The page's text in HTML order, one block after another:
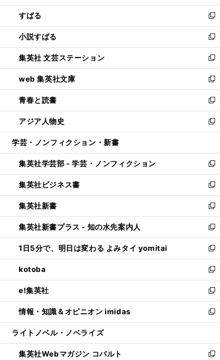
開
く
ウ
で
開
く
ン
ド
ウ
で
開
く
すばる
新
し
い
ウ
ィ
ン
ド
ウ
で
開
く
小説すばる
新
し
い
ウ
ィ
ン
ド
ウ
で
開
集英社 文芸ステーション
新
し
い
ウ
ィ
ン
ド
ウ
開
く
web 集英社文庫
新
し
い
ウ
ィ
ン
ウ
で
開
く
青春と読書
新
し
い
ウ
ン
ド
ウ
で
開
く
アジア人物史
新
し
ウ
ィ
ン
ド
ウ
で
開
く
学芸・ノンフィクション・新書
集英社学芸部 - 学芸・ノンフィクション
新
し
い
ウ
ィ
ン
ド
ウ
で
開
く
集英社ビジネス書
新
し
い
ウ
ィ
ン
ド
ウ
で
開
く
集英社新書
新
し
い
ウ
ィ
ン
ド
ウ
で
開
く
集英社新書プラス - 知の水先案内人
新
し
い
ウ
ィ
ン
ド
ウ
で
開
1日5分で、明日は変わる よみタイ yomitai
新
し
い
ウ
ィ
ン
ド
ウ
開
く
kotoba
新
し
い
ウ
ィ
ン
ウ
で
e!集英社
新
し
い
ウ
ン
ド
情報・知識＆オピニオン imidas
新
し
ウ
ィ
ライトノベル・ノベライズ
集英社Webマガジン コバルト
新